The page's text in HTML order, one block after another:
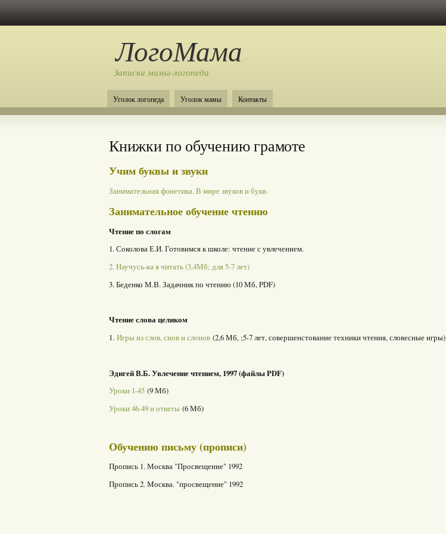
ЛогоМама
Записки мамы-логопеда
Уголок логопеда Уголок мамы Контакты
Книжки по обучению грамоте
Учим буквы и звуки
Занимательная фонетика. В мире звуков и букв.
Занимательное обучение чтению
Чтение по слогам
1. Соколова Е.И. Готовимся к школе: чтение с увлечением.
2. Научусь-ка я читать (3,4Мб; для 5-7 лет)
3. Беденко М.В. Задачник по чтению (10 Мб, PDF)
Чтение слова целиком
1. Игры из слов, снов и слонов(2,6 Мб, ;5-7 лет, совершенстование техники чтения, словесные игры)
Эдигей В.Б. Увлечение чтением, 1997 (файлы PDF)
Уроки 1-45(9 Мб)
Уроки 46-49 и ответы(6 Мб)
Обучению письму (прописи)
Пропись 1. Москва "Просвещение" 1992
Пропись 2. Москва. "просвещение" 1992